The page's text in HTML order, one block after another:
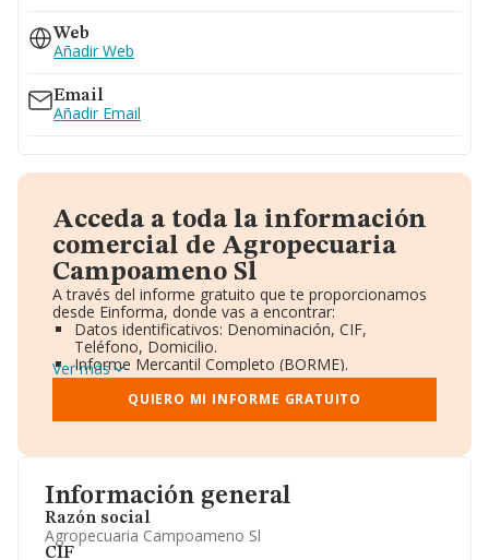
Información general
Razón social
Agropecuaria Campoameno Sl
CIF
Web
Añadir Web
Email
Añadir Email
Acceda a toda la información
comercial de Agropecuaria
Campoameno Sl
A través del informe gratuito que te proporcionamos
desde Einforma, donde vas a encontrar:
Datos identificativos: Denominación, CIF,
Teléfono, Domicilio.
Informe Mercantil Completo (BORME).
Gráficos de Evolución Ventas y Empleados.
Consejo de Administración y Administradores.
Directivos y Ejecutivos.
Información oficial y registral complementaria.
Ver más
QUIERO MI INFORME GRATUITO